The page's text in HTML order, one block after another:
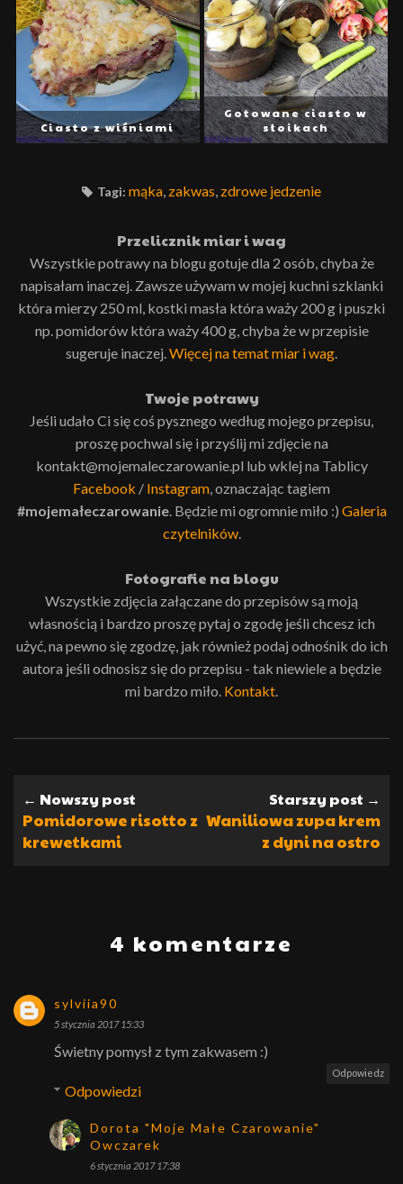
Ciasto z wiśniami
Gotowane ciasto w
słoikach
Tagi: mąka zakwas zdrowe jedzenie
Przelicznik miar i wag
Wszystkie potrawy na blogu gotuje dla 2 osób, chyba że
napisałam inaczej. Zawsze używam w mojej kuchni szklanki
która mierzy 250 ml, kostki masła która waży 200 g i puszki
np. pomidorów która waży 400 g, chyba że w przepisie
sugeruje inaczej. Więcej na temat miar i wag
Twoje potrawy
Jeśli udało Ci się coś pysznego według mojego przepisu,
proszę pochwal się i przyślij mi zdjęcie na
kontakt@mojemaleczarowanie.pl lub wklej na Tablicy
Facebook / Instagram , oznaczając tagiem
#mojemałeczarowanie. Będzie mi ogromnie miło :) Galeria
czytelników.
Fotografie na blogu
Wszystkie zdjęcia załączane do przepisów są moją
własnością i bardzo proszę pytaj o zgodę jeśli chcesz ich
użyć, na pewno się zgodzę, jak również podaj odnośnik do ich
autora jeśli odnosisz się do przepisu - tak niewiele a będzie
mi bardzo miło. Kontakt
← Nowszy post
Pomidorowe risotto z
krewetkami
Starszy post →
Waniliowa zupa krem
z dyni na ostro
4 komentarze
sylviia90
5 stycznia 2017 15:33
Świetny pomysł z tym zakwasem :)
Odpowiedz
Odpowiedzi
Dorota "Moje Małe Czarowanie"
Owczarek
6 stycznia 2017 17:38